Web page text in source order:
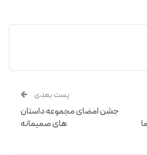
پست بعدی
جشن امضای مجموعه داستان
های صمیمانه